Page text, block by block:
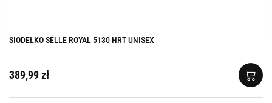
SIODEŁKO SELLE ROYAL 5130 HRT UNISEX
389,99 zł